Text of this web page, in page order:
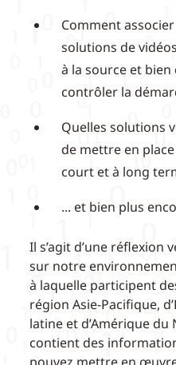
Comment associer
solutions de
à la source et
contrôler la
Quelles solutions
de mettre en
court et à long
... et bien plus
Il s’agit d’une
sur notre
à laquelle participent
région Asie-Pacifique,
latine et d’Amérique du
contient des